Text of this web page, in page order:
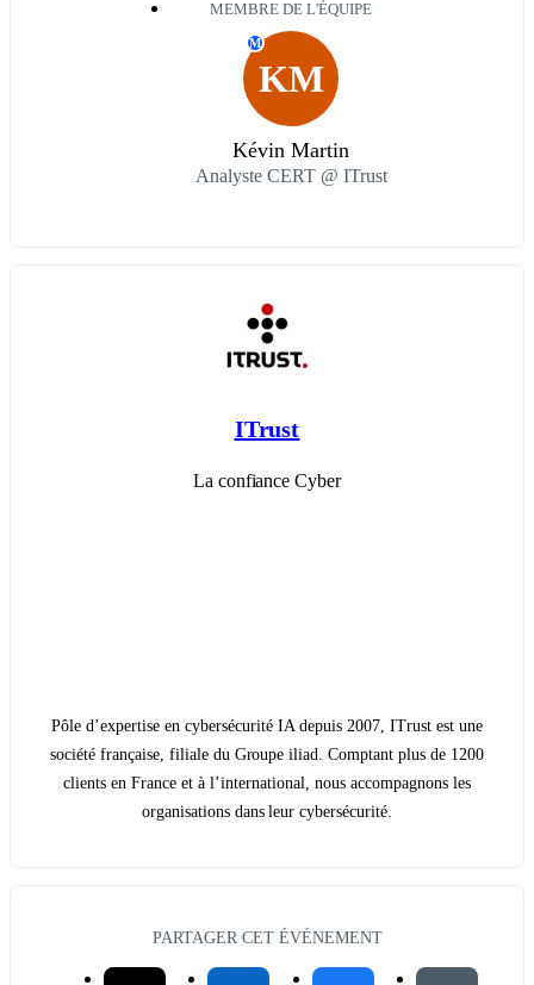
MEMBRE DE L'ÉQUIPE
KM
M
Kévin Martin
Analyste CERT @ ITrust
ITrust
La confiance Cyber
Pôle d’expertise en cybersécurité IA depuis 2007, ITrust est une
société française, filiale du Groupe iliad. Comptant plus de 1200
clients en France et à l’international, nous accompagnons les
organisations dans leur cybersécurité.
PARTAGER CET ÉVÉNEMENT